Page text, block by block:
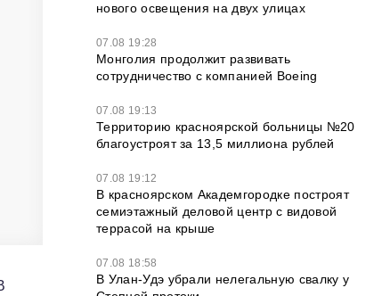
нового освещения на двух улицах
07.08 19:28
Монголия продолжит развивать
сотрудничество с компанией Boeing
07.08 19:13
Территорию красноярской больницы №20
благоустроят за 13,5 миллиона рублей
07.08 19:12
В красноярском Академгородке построят
семиэтажный деловой центр с видовой
террасой на крыше
07.08 18:58
В Улан-Удэ убрали нелегальную свалку у